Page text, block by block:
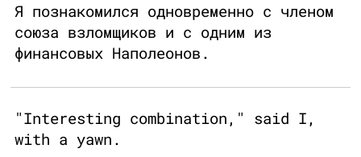
Я познакомился одновременно с членом
союза взломщиков и с одним из
финансовых Наполеонов.
"Interesting combination," said I,
with a yawn.